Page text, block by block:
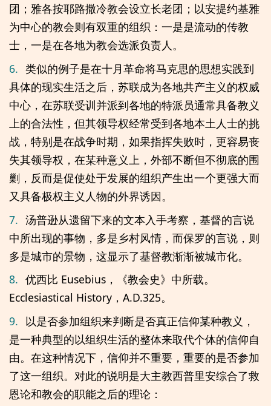
团；雅各按耶路撒冷教会设立长老团；以安提约基雅
为中心的教会则有双重的组织：一是是流动的传教
士，一是在各地为教会选派负责人。
6. 类似的例子是在十月革命将马克思的思想实践到
具体的现实生活之后，苏联成为各地共产主义的权威
中心，在苏联受训并派到各地的特派员通常具备教义
上的合法性，但其领导权经常受到各地本土人士的挑
战，特别是在战争时期，如果指挥失败时，更容易丧
失其领导权，在某种意义上，外部不断但不彻底的围
剿，反而是促使处于发展的组织产生出一个更强大而
又具备极权主义人物的外界诱因。
7. 汤普逊从遗留下来的文本入手考察，基督的言说
中所出现的事物，多是乡村风情，而保罗的言说，则
多是城市的景物，这显示了基督教渐渐被城市化。
8. 优西比 Eusebius，《教会史》中所载。
Ecclesiastical History，A.D.325。
9. 以是否参加组织来判断是否真正信仰某种教义，
是一种典型的以组织生活的整体来取代个体的信仰自
由。在这种情况下，信仰并不重要，重要的是否参加
了这一组织。对此的说明是大主教西普里安综合了救
恩论和教会的职能之后的理论：